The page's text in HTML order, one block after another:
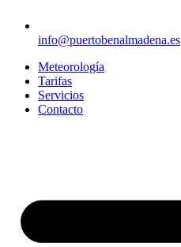
info@puertobenalmadena.es
Meteorología
Tarifas
Servicios
Contacto